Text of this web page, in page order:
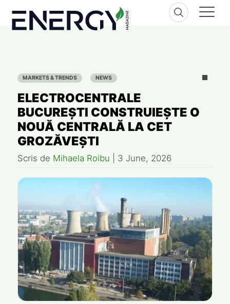
content
MARKETS & TRENDS NEWS
ELECTROCENTRALE
BUCUREȘTI CONSTRUIEȘTE O
NOUĂ CENTRALĂ LA CET
GROZĂVEȘTI
Scris de Mihaela Roibu 3 June, 2026